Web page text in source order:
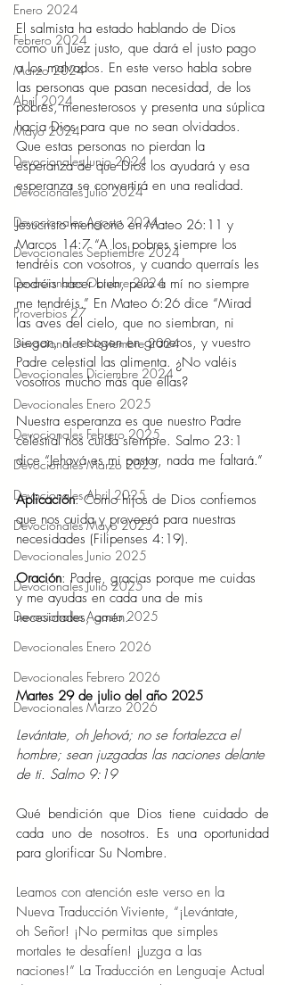
Enero 2024
Febrero 2024
Marzo 2024
Abril 2024
Mayo 2024
Devocionales Junio 2024
Devocionales Julio 2024
Devocionales Agosto 2024
Devocionales Septiembre 2024
Devocionales Octubre 2024
Proverbios 27
Devocionales Noviembre 2024
Devocionales Diciembre 2024
Devocionales Enero 2025
Devocionales Febrero 2025
Devocionales Marzo 2025
Devocionales Abril 2025
Devocionales Mayo 2025
Devocionales Junio 2025
Devocionales Julio 2025
Devocionales Agosto 2025
Devocionales Enero 2026
Devocionales Febrero 2026
Devocionales Marzo 2026
El salmista ha estado hablando de Dios
como un Juez justo, que dará el justo pago
a los malvados. En este verso habla sobre
las personas que pasan necesidad, de los
pobres, menesterosos y presenta una súplica
hacia Dios para que no sean olvidados.
Que estas personas no pierdan la
esperanza de que Dios los ayudará y esa
esperanza se convertirá en una realidad.
Jesucristo mencionó en Mateo 26:11 y
Marcos 14:7 “A los pobres siempre los
tendréis con vosotros, y cuando querraís les
podréis hacer bien, pero a mí no siempre
me tendréis.” En Mateo 6:26 dice “Mirad
las aves del cielo, que no siembran, ni
siegan, ni recogen en graneros, y vuestro
Padre celestial las alimenta. ¿No valéis
vosotros mucho más que ellas?
Nuestra esperanza es que nuestro Padre
celestial nos cuida siempre. Salmo 23:1
dice “Jehová es mi pastor, nada me faltará.”
Aplicación: Como hijos de Dios confiemos
que nos cuida y proveerá para nuestras
necesidades (Filipenses 4:19).
Oración: Padre, gracias porque me cuidas
y me ayudas en cada una de mis
necesidades, amén.
Martes 29 de julio del año 2025
Levántate, oh Jehová; no se fortalezca el
hombre; sean juzgadas las naciones delante
de ti. Salmo 9:19
Qué bendición que Dios tiene cuidado de
cada uno de nosotros. Es una oportunidad
para glorificar Su Nombre.
Leamos con atención este verso en la
Nueva Traducción Viviente, “¡Levántate,
oh Señor! ¡No permitas que simples
mortales te desafíen! ¡Juzga a las
naciones!” La Traducción en Lenguaje Actual